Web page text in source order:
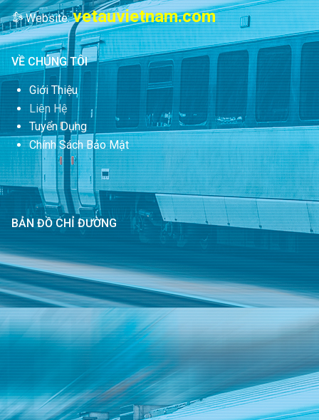
Website:vetauvietnam.com
VỀ CHÚNG TÔI
Giới Thiệu
Liên Hệ
Tuyển Dụng
Chính Sách Bảo Mật
BẢN ĐỒ CHỈ ĐƯỜNG